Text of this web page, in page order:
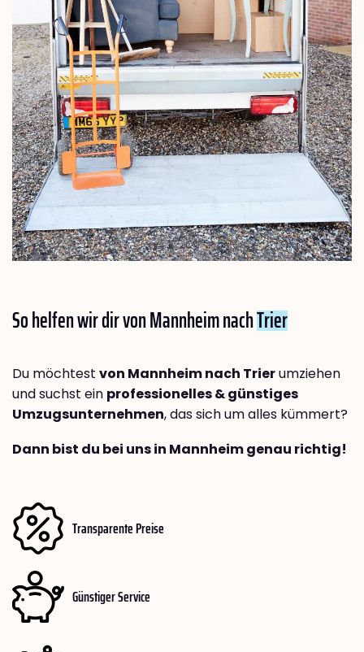
So helfen wir dir von Mannheim nachTrier
Du möchtest von Mannheim nach Trierumziehen
und suchst ein professionelles & günstiges
Umzugsunternehmen, das sich um alles kümmert?
Dann bist du bei uns in Mannheim genau richtig!
Transparente Preise
Günstiger Service